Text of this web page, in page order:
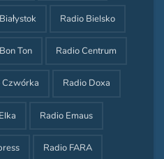
Radio Bielsko
Ton Radio Centrum
Czwórka Radio Doxa
Radio Emaus
Radio FARA